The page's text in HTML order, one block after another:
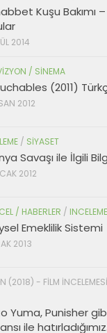
Kuşu Bakımı
2014
/ SINEMA
(2011)
2012
/ SIYASET
Savaşı ile İlgili
2012
/ HABERLER / INCELEME
Emeklilik Sistemi
2013
(2018) - FILM
Yuma, Punisher
ile